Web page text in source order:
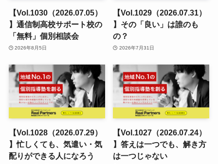
【Vol.1030（2026.07.05）
】通信制高校サポート校の
「無料」個別相談会
2026年8月5日
【Vol.1029（2026.07.31）
】その「良い」は誰のも
の？
2026年7月31日
【Vol.1028（2026.07.29）
】忙しくても、気遣い・気
配りができる人になろう
【Vol.1027（2026.07.24）
】答えは一つでも、解き方
は一つじゃない